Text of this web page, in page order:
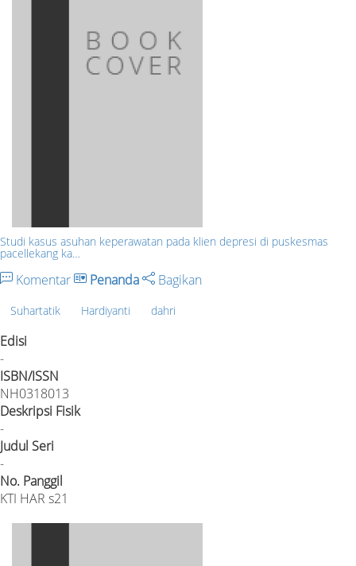
Studi kasus asuhan keperawatan pada klien depresi di puskesmas
pacellekang ka…
Komentar Penanda Bagikan
Suhartatik Hardiyanti dahri
Edisi
-
ISBN/ISSN
NH0318013
Deskripsi Fisik
-
Judul Seri
-
No. Panggil
KTI HAR s21